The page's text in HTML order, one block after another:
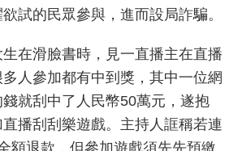
試的民眾參與，進而設局詐騙。
在滑臉書時，見一直播主在直播
人參加都有中到獎，其中一位網
就刮中了人民幣50萬元，遂抱
播刮刮樂遊戲。主持人誆稱若連
額退款，但參加遊戲須先先預繳